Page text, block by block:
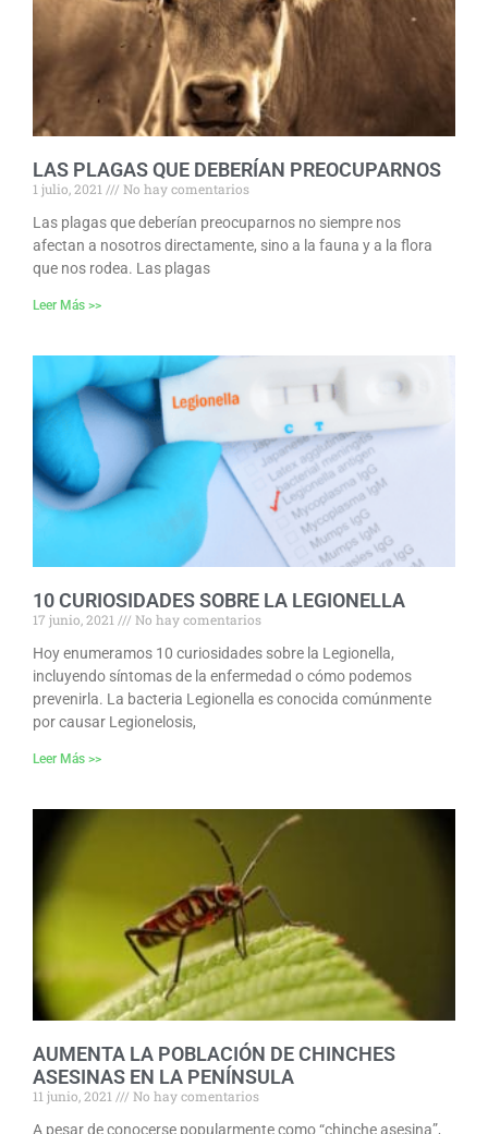
LAS PLAGAS QUE DEBERÍAN PREOCUPARNOS
1 julio, 2021
No hay comentarios
Las plagas que deberían preocuparnos no siempre nos
afectan a nosotros directamente, sino a la fauna y a la flora
que nos rodea. Las plagas
Leer Más >>
10 CURIOSIDADES SOBRE LA LEGIONELLA
17 junio, 2021
No hay comentarios
Hoy enumeramos 10 curiosidades sobre la Legionella,
incluyendo síntomas de la enfermedad o cómo podemos
prevenirla. La bacteria Legionella es conocida comúnmente
por causar Legionelosis,
Leer Más >>
AUMENTA LA POBLACIÓN DE CHINCHES
ASESINAS EN LA PENÍNSULA
11 junio, 2021
No hay comentarios
A pesar de conocerse popularmente como “chinche asesina”,